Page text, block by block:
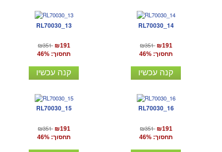
RL70030_13
₪351 ₪191
תחסוך: 46%
קנה עכשיו
RL70030_14
₪351 ₪191
תחסוך: 46%
קנה עכשיו
RL70030_15
₪351 ₪191
תחסוך: 46%
RL70030_16
₪351 ₪191
תחסוך: 46%